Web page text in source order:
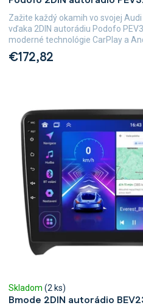
€172,82
Zažite každý okamih vo svojej
vďaka 2DIN autorádiu Podofo
moderné technológie CarPlay a
Bmode 2DIN autorádio
Skladom (2 ks)